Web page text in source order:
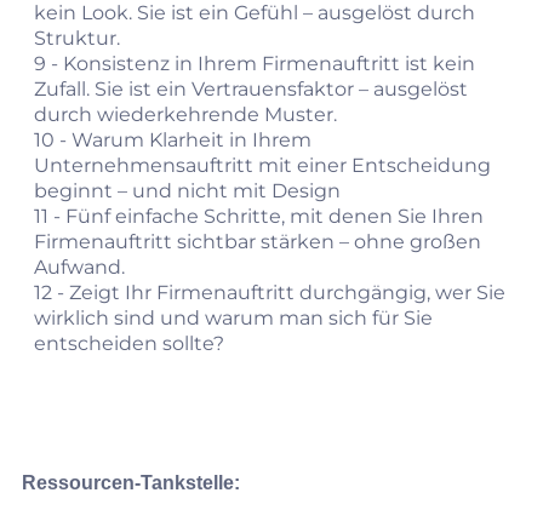
kein Look. Sie ist ein Gefühl – ausgelöst durch
Struktur.
9 - Konsistenz in Ihrem Firmenauftritt ist kein
Zufall. Sie ist ein Vertrauensfaktor – ausgelöst
durch wiederkehrende Muster.
10 - Warum Klarheit in Ihrem
Unternehmensauftritt mit einer Entscheidung
beginnt – und nicht mit Design
11 - Fünf einfache Schritte, mit denen Sie Ihren
Firmenauftritt sichtbar stärken – ohne großen
Aufwand.
12 - Zeigt Ihr Firmenauftritt durchgängig, wer Sie
wirklich sind und warum man sich für Sie
entscheiden sollte?
Ressourcen-Tankstelle: